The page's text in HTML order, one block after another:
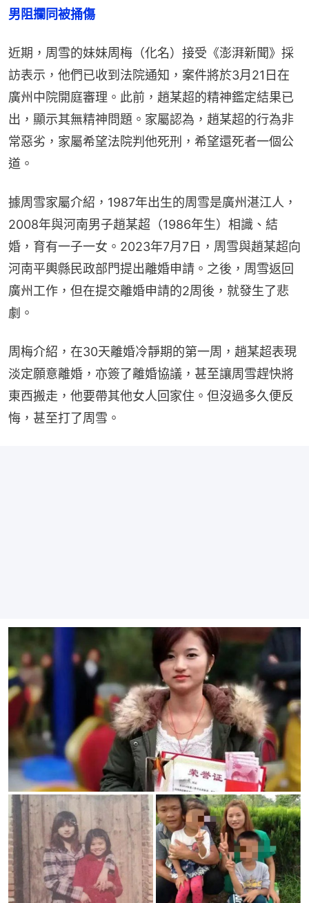
男阻攔同被捅傷
近期，周雪的妹妹周梅（化名）接受《澎湃新聞》採
訪表示，他們已收到法院通知，案件將於3月21日在
廣州中院開庭審理。此前，趙某超的精神鑑定結果已
出，顯示其無精神問題。家屬認為，趙某超的行為非
常惡劣，家屬希望法院判他死刑，希望還死者一個公
道。
據周雪家屬介紹，1987年出生的周雪是廣州湛江人，
2008年與河南男子趙某超（1986年生）相識、結
婚，育有一子一女。2023年7月7日，周雪與趙某超向
河南平輿縣民政部門提出離婚申請。之後，周雪返回
廣州工作，但在提交離婚申請的2周後，就發生了悲
劇。
周梅介紹，在30天離婚冷靜期的第一周，趙某超表現
淡定願意離婚，亦簽了離婚協議，甚至讓周雪趕快將
東西搬走，他要帶其他女人回家住。但沒過多久便反
悔，甚至打了周雪。